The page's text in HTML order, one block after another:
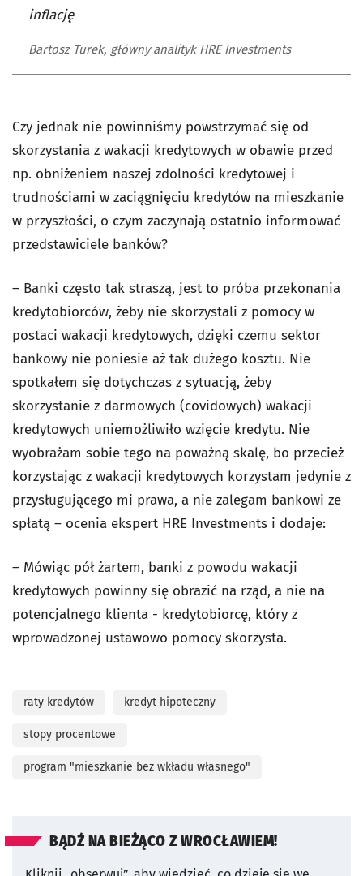
inflację
Bartosz Turek, główny analityk HRE Investments
Czy jednak nie powinniśmy powstrzymać się od
skorzystania z wakacji kredytowych w obawie przed
np. obniżeniem naszej zdolności kredytowej i
trudnościami w zaciągnięciu kredytów na mieszkanie
w przyszłości, o czym zaczynają ostatnio informować
przedstawiciele banków?
– Banki często tak straszą, jest to próba przekonania
kredytobiorców, żeby nie skorzystali z pomocy w
postaci wakacji kredytowych, dzięki czemu sektor
bankowy nie poniesie aż tak dużego kosztu. Nie
spotkałem się dotychczas z sytuacją, żeby
skorzystanie z darmowych (covidowych) wakacji
kredytowych uniemożliwiło wzięcie kredytu. Nie
wyobrażam sobie tego na poważną skalę, bo przecież
korzystając z wakacji kredytowych korzystam jedynie z
przysługującego mi prawa, a nie zalegam bankowi ze
spłatą – ocenia ekspert HRE Investments i dodaje:
– Mówiąc pół żartem, banki z powodu wakacji
kredytowych powinny się obrazić na rząd, a nie na
potencjalnego klienta - kredytobiorcę, który z
wprowadzonej ustawowo pomocy skorzysta.
raty kredytów kredyt hipoteczny
stopy procentowe
program "mieszkanie bez wkładu własnego"
BĄDŹ NA BIEŻĄCO Z WROCŁAWIEM!